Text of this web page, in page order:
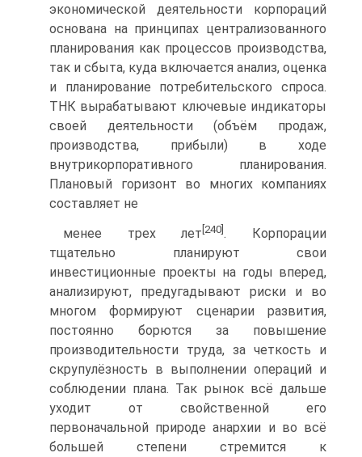
экономической деятельности корпораций
основана на принципах централизованного
планирования как процессов производства,
так и сбыта, куда включается анализ, оценка
и планирование потребительского спроса.
ТНК вырабатывают ключевые индикаторы
своей деятельности (объём продаж,
производства, прибыли) в ходе
внутрикорпоративного планирования.
Плановый горизонт во многих компаниях
составляет не
менее трех лет [240] . Корпорации
тщательно планируют свои
инвестиционные проекты на годы вперед,
анализируют, предугадывают риски и во
многом формируют сценарии развития,
постоянно борются за повышение
производительности труда, за четкость и
скрупулёзность в выполнении операций и
соблюдении плана. Так рынок всё дальше
уходит от свойственной его
первоначальной природе анархии и во всё
большей степени стремится к